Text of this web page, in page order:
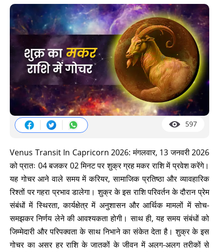
597
Venus Transit In Capricorn 2026: मंगलवार, 13 जनवरी 2026
को प्रातः 04 बजकर 02 मिनट पर शुक्र ग्रह मकर राशि में प्रवेश करेंगे।
यह गोचर आने वाले समय में करियर, सामाजिक प्रतिष्ठा और व्यावहारिक
रिश्तों पर गहरा प्रभाव डालेगा। शुक्र के इस राशि परिवर्तन के दौरान प्रेम
संबंधों में स्थिरता, कार्यक्षेत्र में अनुशासन और आर्थिक मामलों में सोच-
समझकर निर्णय लेने की आवश्यकता होगी। साथ ही, यह समय संबंधों को
जिम्मेदारी और परिपक्वता के साथ निभाने का संकेत देता है। शुक्र के इस
गोचर का असर हर राशि के जातकों के जीवन में अलग-अलग तरीकों से